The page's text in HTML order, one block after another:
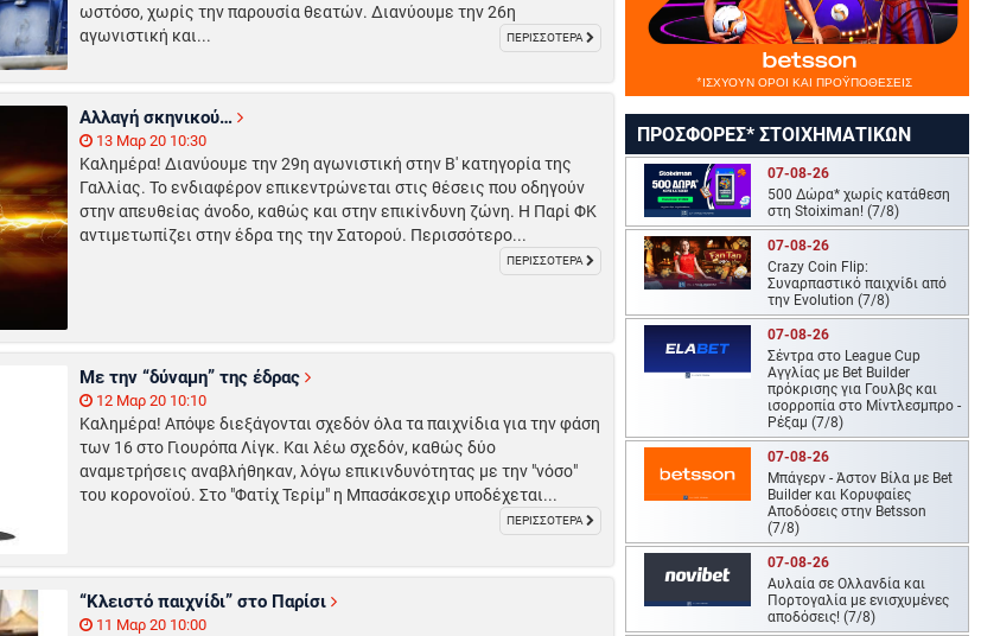
ωστόσο, χωρίς την παρουσία θεατών. Διανύουμε την 26η
αγωνιστική και...
ΠΕΡΙΣΣΟΤΕΡΑ
Αλλαγή σκηνικού…
13 Μαρ 20 10:30
Καλημέρα! Διανύουμε την 29η αγωνιστική στην Β' κατηγορία της
Γαλλίας. Το ενδιαφέρον επικεντρώνεται στις θέσεις που οδηγούν
στην απευθείας άνοδο, καθώς και στην επικίνδυνη ζώνη. Η Παρί ΦΚ
αντιμετωπίζει στην έδρα της την Σατορού. Περισσότερο...
ΠΕΡΙΣΣΟΤΕΡΑ
Με την “δύναμη” της έδρας
12 Μαρ 20 10:10
Καλημέρα! Απόψε διεξάγονται σχεδόν όλα τα παιχνίδια για την φάση
των 16 στο Γιουρόπα Λίγκ. Και λέω σχεδόν, καθώς δύο
αναμετρήσεις αναβλήθηκαν, λόγω επικινδυνότητας με την "νόσο"
του κορονοϊού. Στο "Φατίχ Τερίμ" η Μπασάκσεχιρ υποδέχεται...
ΠΕΡΙΣΣΟΤΕΡΑ
“Κλειστό παιχνίδι” στο Παρίσι
11 Μαρ 20 10:00
ΠΡΟΣΦΟΡΕΣ* ΣΤΟΙΧΗΜΑΤΙΚΩΝ
07-08-26
500 Δώρα* χωρίς κατάθεση
στη Stoiximan! (7/8)
07-08-26
Crazy Coin Flip:
Συναρπαστικό παιχνίδι από
την Evolution (7/8)
07-08-26
Σέντρα στο League Cup
Αγγλίας με Bet Builder
πρόκρισης για Γουλβς και
ισορροπία στο Μίντλεσμπρο -
Ρέξαμ (7/8)
07-08-26
Μπάγερν - Άστον Βίλα με Bet
Builder και Κορυφαίες
Αποδόσεις στην Betsson
(7/8)
07-08-26
Αυλαία σε Ολλανδία και
Πορτογαλία με ενισχυμένες
αποδόσεις! (7/8)